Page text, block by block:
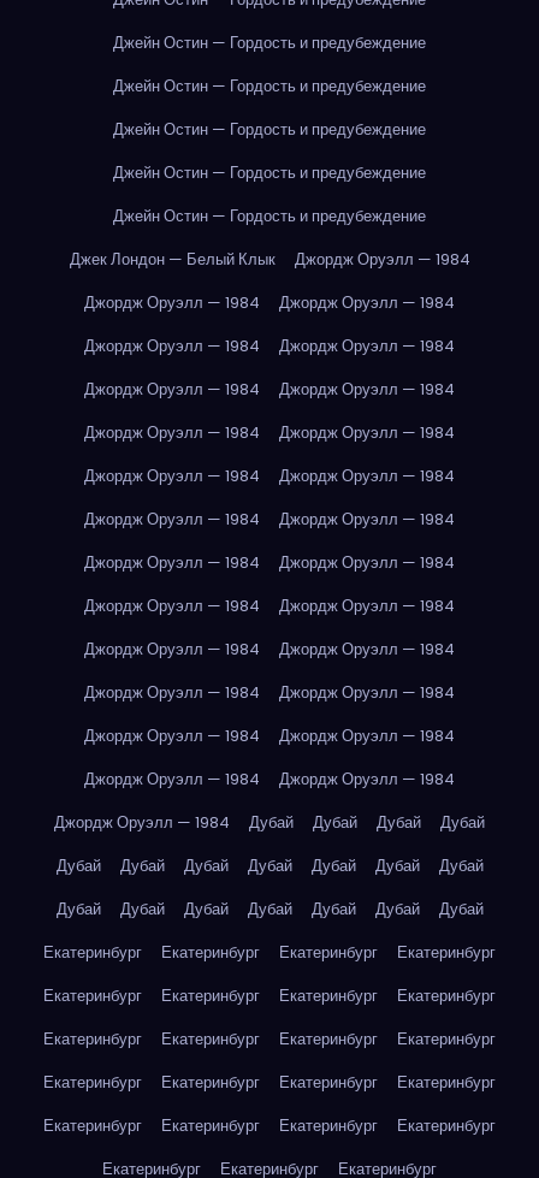
Джейн Остин — Гордость и предубеждение
Джейн Остин — Гордость и предубеждение
Джейн Остин — Гордость и предубеждение
Джейн Остин — Гордость и предубеждение
Джейн Остин — Гордость и предубеждение
Джек Лондон — Белый Клык
Джордж Оруэлл — 1984
Джордж Оруэлл — 1984
Джордж Оруэлл — 1984
Джордж Оруэлл — 1984
Джордж Оруэлл — 1984
Джордж Оруэлл — 1984
Джордж Оруэлл — 1984
Джордж Оруэлл — 1984
Джордж Оруэлл — 1984
Джордж Оруэлл — 1984
Джордж Оруэлл — 1984
Джордж Оруэлл — 1984
Джордж Оруэлл — 1984
Джордж Оруэлл — 1984
Джордж Оруэлл — 1984
Джордж Оруэлл — 1984
Джордж Оруэлл — 1984
Джордж Оруэлл — 1984
Джордж Оруэлл — 1984
Джордж Оруэлл — 1984
Джордж Оруэлл — 1984
Джордж Оруэлл — 1984
Джордж Оруэлл — 1984
Джордж Оруэлл — 1984
Джордж Оруэлл — 1984
Джордж Оруэлл — 1984
Дубай Дубай Дубай
Дубай
Дубай
Дубай Дубай Дубай Дубай Дубай
Дубай
Дубай
Дубай Дубай Дубай Дубай Дубай
Дубай
Екатеринбург
Екатеринбург Екатеринбург
Екатеринбург
Екатеринбург
Екатеринбург Екатеринбург
Екатеринбург
Екатеринбург
Екатеринбург Екатеринбург
Екатеринбург
Екатеринбург
Екатеринбург Екатеринбург
Екатеринбург
Екатеринбург
Екатеринбург Екатеринбург
Екатеринбург
Екатеринбург
Екатеринбург
Екатеринбург